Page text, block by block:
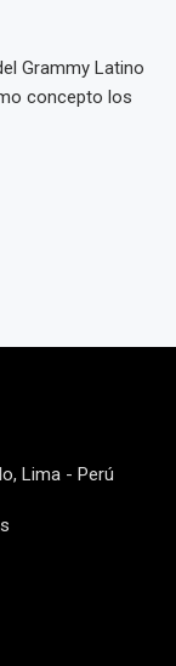
Grammy Latino
concepto los
Lima - Perú